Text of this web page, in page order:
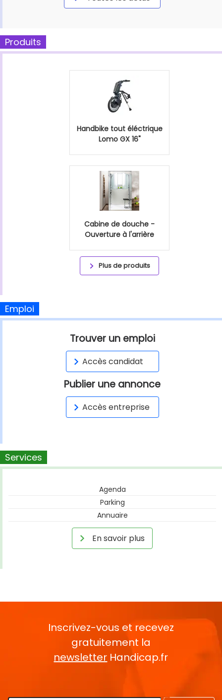
Produits
Handbike tout éléctrique
Lomo GX 16"
Cabine de douche -
Ouverture à l'arrière
Plus de produits
Emploi
Trouver un emploi
Accès candidat
Publier une annonce
Accès entreprise
Services
Agenda
Parking
Annuaire
En savoir plus
Inscrivez-vous et recevez
gratuitement la
newsletter Handicap.fr